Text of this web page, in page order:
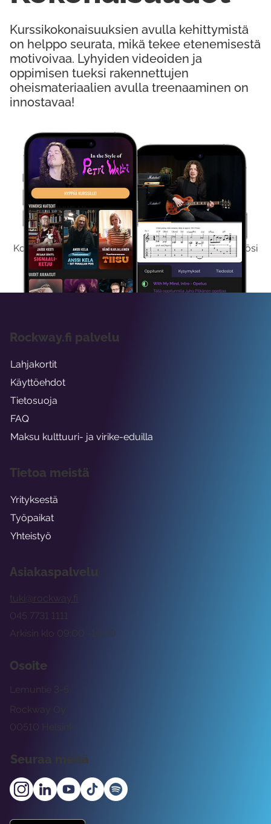
Kokeile Ilmaiseksi
Kokeilemalla ilmaiseksi saat koko sisältömme käyttöösi
viikon ajaksi.
Kurssikokonaisuuksien avulla kehittymistä
on helppo seurata, mikä tekee etenemisestä
motivoivaa. Lyhyiden videoiden ja
oppimisen tueksi rakennettujen
oheismateriaalien avulla treenaaminen on
innostavaa!
Asiakaspalvelu
tuki@rockway.fi
Arkisin klo 09:00 -15:00
045 7731 1111
Osoite
Rockway Oy
Lemuntie 3-5
00510 Helsinki
Seuraa meitä
Rockway.fi palvelu
Lahjakortit
Käyttöehdot
Tietosuoja
FAQ
Maksu kulttuuri- ja virike-eduilla
Tietoa meistä
Yrityksestä
Työpaikat
Yhteistyö